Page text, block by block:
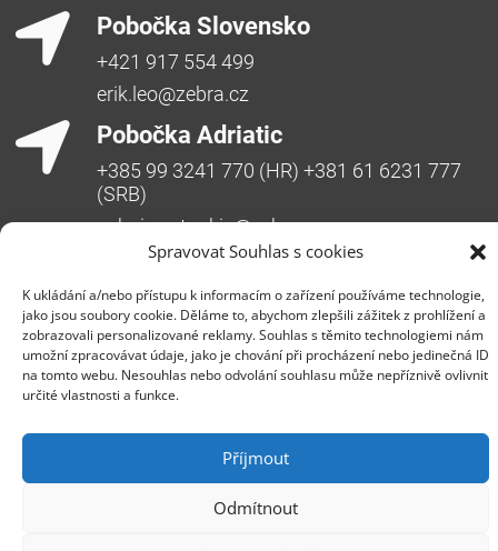
Spravovat Souhlas s cookies
K ukládání a/nebo přístupu k informacím o zařízení používáme technologie,
jako jsou soubory cookie. Děláme to, abychom zlepšili zážitek z prohlížení a
zobrazovali personalizované reklamy. Souhlas s těmito technologiemi nám
umožní zpracovávat údaje, jako je chování při procházení nebo jedinečná ID
na tomto webu. Nesouhlas nebo odvolání souhlasu může nepříznivě ovlivnit
určité vlastnosti a funkce.
Příjmout
Odmítnout
Pobočka Slovensko
+421 917 554 499
erik.leo@zebra.cz
Pobočka Adriatic
+385 99 3241 770 (HR) +381 61 6231 777
(SRB)
nebojsa.stankic@zebra.cz
distributorem s přidanou hodnotou (VAD) v segmentu
IT bezpečnosti, ochrany dat a business continuity v
České republice, na Slovensku a v jihovýchodní
Evropě. Jedná se o rodinnou firmu s třicetiletou
historií na trhu. Vedle prodeje produktů poskytuje